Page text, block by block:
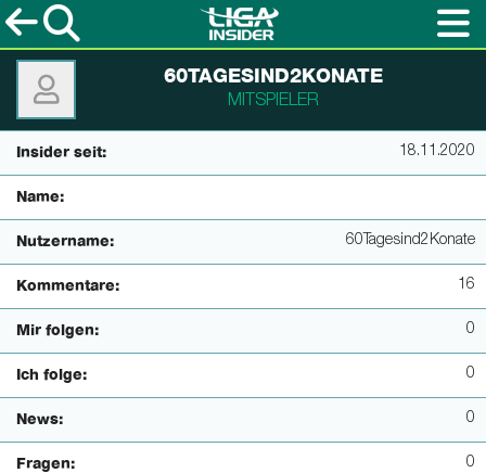
60TAGESIND2KONATE
MITSPIELER
Insider seit: 18.11.2020
Name:
Nutzername: 60Tagesind2Konate
Kommentare: 16
Mir folgen: 0
Ich folge: 0
News: 0
Fragen: 0